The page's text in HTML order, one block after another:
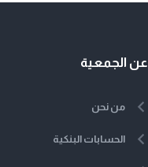
عن الجمعية
من نحن
الحسابات البنكية